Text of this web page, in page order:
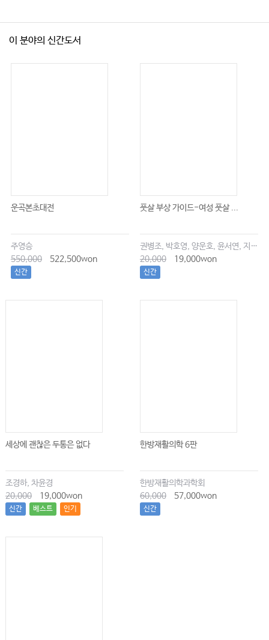
이 분야의 신간도서
운곡본초대전
주영승
550,000
522,500won
신간
풋살 부상 가이드-여성 풋살 ...
권병조, 박호영, 양운호, 윤서연, 지현우
20,000
19,000won
신간
세상에 괜찮은 두통은 없다
조경하, 차윤경
20,000
19,000won
신간 베스트 인기
한방재활의학 6판
한방재활의학과학회
60,000
57,000won
신간